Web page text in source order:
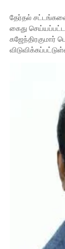
தேர்தல்
கைது